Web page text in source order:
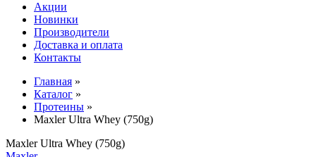
Акции
Новинки
Производители
Доставка и оплата
Контакты
Главная »
Каталог »
Протеины »
Maxler Ultra Whey (750g)
Maxler Ultra Whey (750g)